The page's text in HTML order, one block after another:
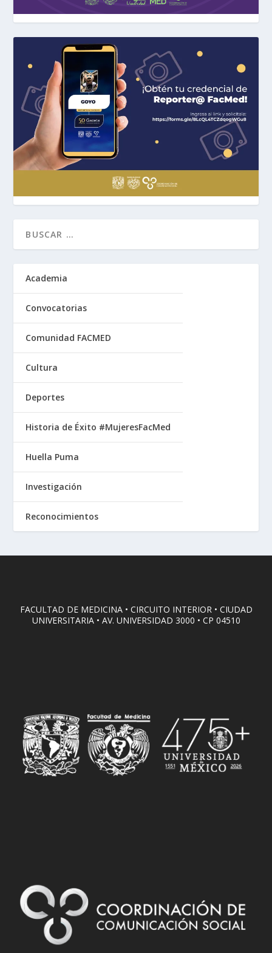
Academia
Convocatorias
Comunidad FACMED
Cultura
Deportes
Historia de Éxito #MujeresFacMed
Huella Puma
Investigación
Reconocimientos
FACULTAD DE MEDICINA • CIRCUITO INTERIOR • CIUDAD
UNIVERSITARIA • AV. UNIVERSIDAD 3000 • CP 04510